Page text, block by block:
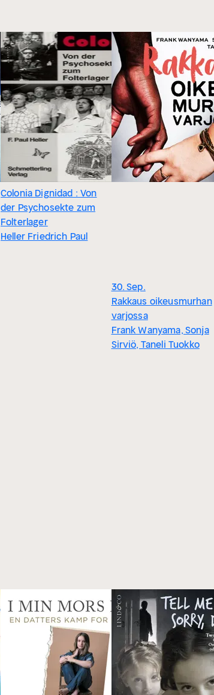
Colonia Dignidad : Von
der Psychosekte zum
Folterlager
Heller Friedrich Paul
30. Sep.
Rakkaus oikeusmurhan
varjossa
Frank Wanyama, Sonja
Sirviö, Taneli Tuokko